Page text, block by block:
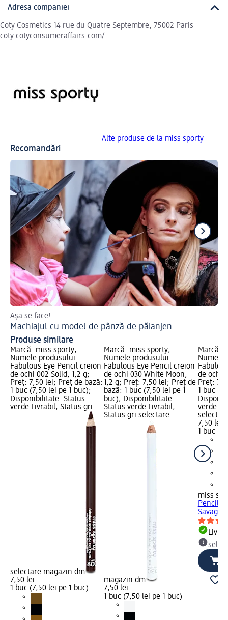
Adresa companiei
Coty Cosmetics 14 rue du Quatre Septembre, 75002 Paris
coty.cotyconsumeraffairs.com/
Alte produse de la miss sporty
Recomandări
Așa se face!
Machiajul cu model de pânză de păianjen
Produse similare
Marcă: miss sporty;
Numele produsului:
Fabulous Eye Pencil creion
de ochi 002 Solid, 1,2 g;
Preț: 7,50 lei; Preț de bază:
1 buc (7,50 lei pe 1 buc);
Disponibilitate: Status
verde Livrabil, Status gri
selectare magazin dm
7,50 lei
1 buc (7,50 lei pe 1 buc)
Marcă: miss sporty;
Numele produsului:
Fabulous Eye Pencil creion
de ochi 030 White Moon,
1,2 g; Preț: 7,50 lei; Preț de
bază: 1 buc (7,50 lei pe 1
buc); Disponibilitate:
Status verde Livrabil,
Status gri selectare
magazin dm
7,50 lei
1 buc (7,50 lei pe 1 buc)
Marcă:
Numele
de ochi
Preț:
1 buc
verde
7,50 lei
1 buc
miss
Pencil
Savage,